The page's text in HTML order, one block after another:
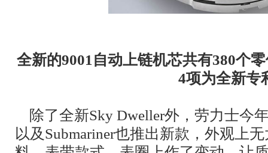
全新的9001自动上链机芯共有380个
4项为全新专
除了全新Sky Dweller外，劳力士今
以及Submariner也推出新款，外观上